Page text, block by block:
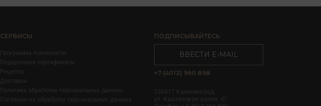
СЕРВИСЫ
Программа лояльности
Подарочные сертификаты
Рецепты
Доставка
Политика обработки персональных данных
Согласие на обработку персональных данных
ПОДПИСЫВАЙТЕСЬ
ВВЕСТИ E-MAIL
+7 (4012) 960 898
236017 Калининград,
ул. Каштановая аллея, 47